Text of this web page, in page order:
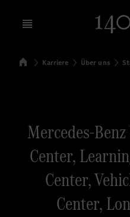
Open menu
SuchenStartseite
Karriere Über uns
Mercedes-
Center,
Center,
Center,